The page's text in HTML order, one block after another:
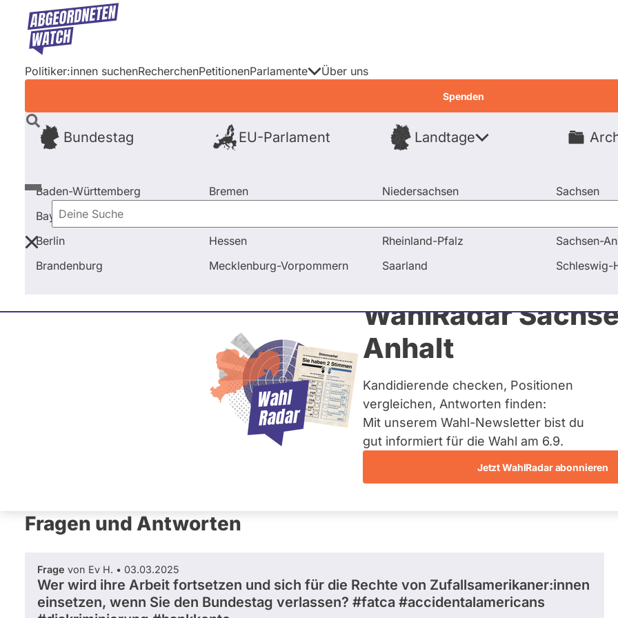
Direkt
Inhalt
Politiker:innen suchenRecherchenPetitionenParlamente
Bundestag EU-Parlament Landtage
Baden-Württemberg
Bayern
Berlin
Brandenburg
Bremen
Hessen
Mecklenburg-Vorpommern
Niedersachsen
Rheinland-Pfalz
Saarland
Sachsen
Sachsen-
Schleswig-
Über uns
Spenden
Deine
Suche
WahlRadar
Anhalt
Kandidierende checken, Positionen
vergleichen, Antworten finden:
Mit unserem Wahl-Newsletter bist du
gut informiert für die Wahl am 6.9.
Jetzt WahlRadar abonnieren
Startseite Frage stellen Andrew Ullmann
w
l
m
a
Prof. Dr. Andrew Ullmann
Dieser Politiker hat kein aktuelles und kein zukünftiges
Mandat und keine Direktandidatur auf Landes-, Bundes-
oder EU-Ebene. Mögliche Kandidaturen über eine
Wahlliste werden bei uns nicht erfasst.
Fragen und Antworten
Frage von Ev H. • 03.03.2025
Wer wird ihre Arbeit fortsetzen und sich für die Rechte von Zufallsamerikaner:innen
einsetzen, wenn Sie den Bundestag verlassen? #fatca #accidentalamericans